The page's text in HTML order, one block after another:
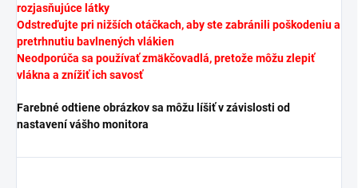
rozjasňujúce látky
Odstreďujte pri nižších otáčkach, aby ste zabránili poškodeniu a
pretrhnutiu bavlnených vlákien
Neodporúča sa používať zmäkčovadlá, pretože môžu zlepiť
vlákna a znížiť ich savosť
Farebné odtiene obrázkov sa môžu líšiť v závislosti od
nastavení vášho monitora